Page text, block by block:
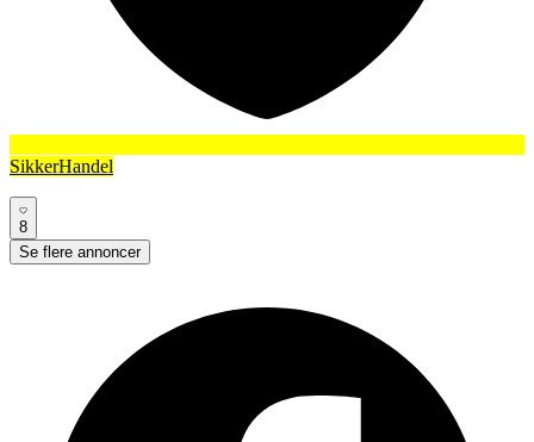
SikkerHandel
8
Se flere annoncer